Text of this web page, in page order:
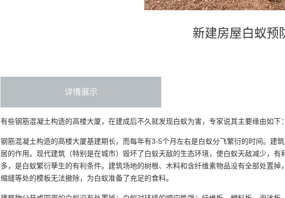
新建房屋白蚁预
详情展示
有些钢筋混凝土构造的高楼大厦，在建成后不久就发现白蚁为害，专家说其主要缘由如下
钢筋混凝土构造的高楼大厦基建期长，而每年有3-5个月左右是白蚁分飞繁衍的时间。建
居的作用。现代建筑（特别是在城市）毁坏了白蚁天敌的生态环境，使白蚁天敌减少，
多，是白蚁繁衍孳生的有利条件。建筑场地的树根、木料和含纤维素物品没有全部处置
缩缝等处的模板无法撤除，为白蚁准备了充足的食料。